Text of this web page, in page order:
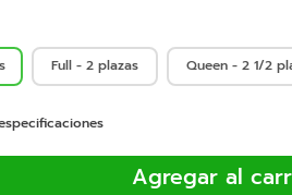
Full - 2 plazas Queen - 2 1/2
Agregar al